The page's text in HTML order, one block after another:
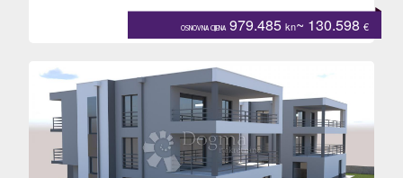
OSNOVNA CIJENA 979.485 kn~ 130.598 €